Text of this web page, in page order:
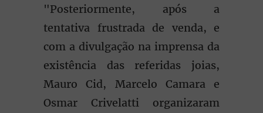
"Posteriormente, após a
tentativa frustrada de venda, e
com a divulgação na imprensa da
existência das referidas joias,
Mauro Cid, Marcelo Camara e
Osmar Crivelatti organizaram